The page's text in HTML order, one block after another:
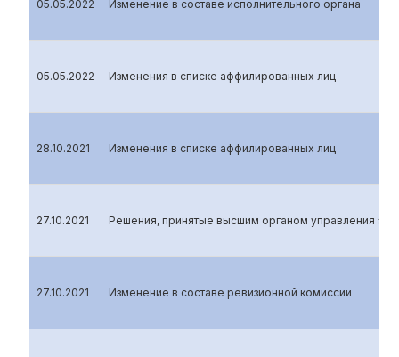
05.05.2022 Изменение в составе исполнительного органа
05.05.2022 Изменения в списке аффилированных лиц
28.10.2021 Изменения в списке аффилированных лиц
27.10.2021 Решения, принятые высшим органом управления
27.10.2021 Изменение в составе ревизионной комиссии